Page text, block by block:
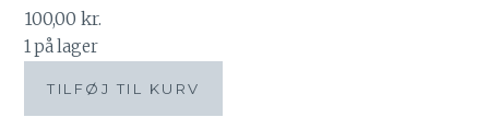
100,00kr.
1 på lager
TILFØJ TIL KURV